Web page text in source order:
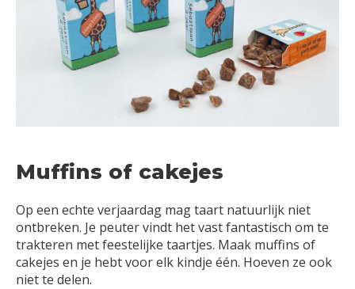
Muffins of cakejes
Op een echte verjaardag mag taart natuurlijk niet
ontbreken. Je peuter vindt het vast fantastisch om te
trakteren met feestelijke taartjes. Maak muffins of
cakejes en je hebt voor elk kindje één. Hoeven ze ook
niet te delen.